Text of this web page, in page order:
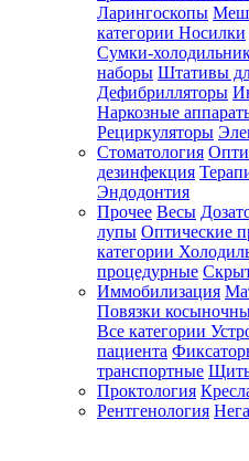
Ларингоскопы
категории Носилки
Сумки-
наборы Штативы
Дефибрилляторы
Наркозные
Рециркуляторы
Стоматология
дезинфекция
Эндодонтия
Прочее Весы
лупы Оптические
категории
процедурные
Иммобилизация
Повязки
Все категории
пациента
транспортные
Проктология
Рентгенология